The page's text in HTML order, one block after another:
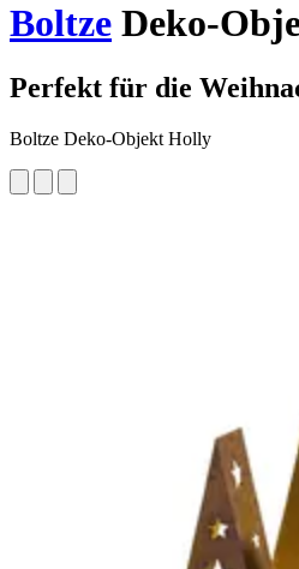
Boltze Deko-
Perfekt für die
Boltze Deko-Objekt Holly